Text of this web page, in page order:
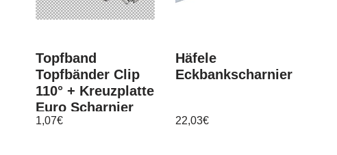
Topfband
Topfbänder Clip
110° + Kreuzplatte
Euro Scharnier
mit Dämpfer
1,07€
Häfele
Eckbankscharnier
22,03€